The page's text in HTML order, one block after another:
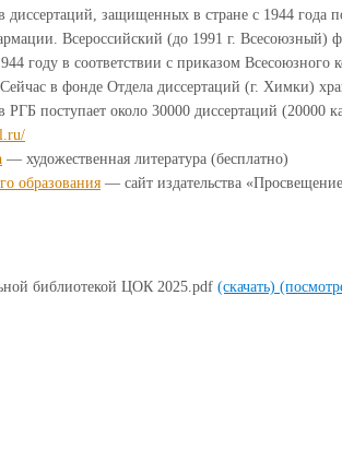
защищенных в стране с 1944 года
Всероссийский (до 1991 г. Всесоюзный)
году в соответствии с приказом Всесоюзного
в фонде Отдела диссертаций (г. Химки)
поступает около 30000 диссертаций (20000
— художественная литература (бесплатно)
образования — сайт издательства
библиотекой ЦОК 2025.pdf (скачать)